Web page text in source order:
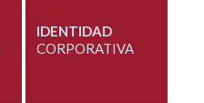
IDENTIDAD
CORPORATIVA